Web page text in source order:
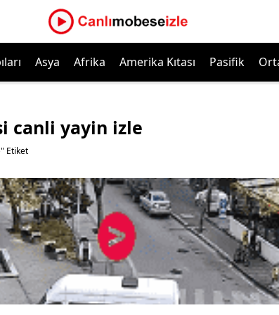
Asya Afrika Amerika Kıtası Pasifik
canli yayin izle
Etiket